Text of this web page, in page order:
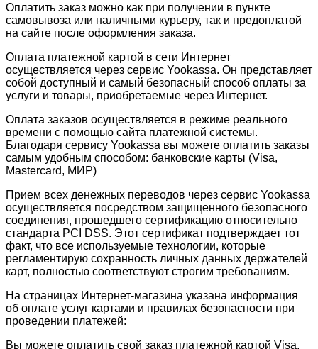
Оплатить заказ можно как при получении в пункте
самовывоза или наличными курьеру, так и предоплатой
на сайте после оформления заказа.
Оплата платежной картой в сети Интернет
осуществляется через сервис Yookassa. Он представляет
собой доступный и самый безопасный способ оплаты за
услуги и товары, приобретаемые через Интернет.
Оплата заказов осуществляется в режиме реального
времени с помощью сайта платежной системы.
Благодаря сервису Yookassa вы можете оплатить заказы
самым удобным способом: банковские карты (Visa,
Mastercard, МИР)
Прием всех денежных переводов через сервис Yookassa
осуществляется посредством защищенного безопасного
соединения, прошедшего сертификацию относительно
стандарта PCI DSS. Этот сертификат подтверждает тот
факт, что все используемые технологии, которые
регламентирую сохранность личных данных держателей
карт, полностью соответствуют строгим требованиям.
На страницах Интернет-магазина указана информация
об оплате услуг картами и правилах безопасности при
проведении платежей:
Вы можете оплатить свой заказ платежной картой Visa,